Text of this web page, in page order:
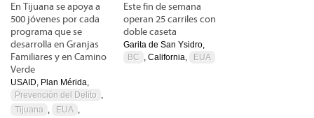
En Tijuana se apoya a
500 jóvenes por cada
programa que se
desarrolla en Granjas
Familiares y en Camino
Verde
USAID, Plan Mérida,
Prevención del Delito ,
Tijuana , EUA ,
Este fin de semana
operan 25 carriles con
doble caseta
Garita de San Ysidro,
BC , California, EUA